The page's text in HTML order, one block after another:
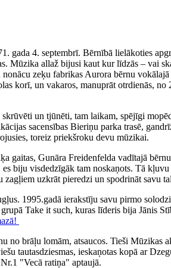
gada 4. septembrī. Bērnībā lielākoties
Mūzika allaž bijusi kaut kur līdzās – vai
zeķu fabrikas Aurora bērnu
korī, un vakaros, manuprāt otrdienās,
un tjūnēti, tam laikam, spējīgi
sacensības Bieriņu parka trasē,
toreiz priekšroku devu mūzikai.
gaitas, Gunāra Freidenfelda vadītajā
biju visdedzīgāk tam noskaņots. Tā
uzkrāt pieredzi un spodrināt savu
1995.gadā ierakstīju savu pirmo
Take it such, kuras līderis bija Jānis
brāļu lomām, atsaucos. Tieši Mūzikas
tautasdziesmas, ieskaņotas kopā ar
"Vecā ratiņa" aptaujā.